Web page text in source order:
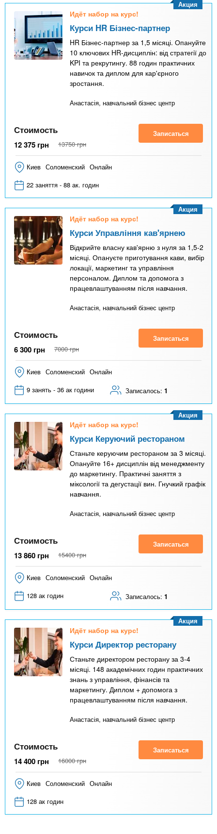
Идёт набор на курс!
Курси HR Бізнес-партнер
HR Бізнес-партнер за 1,5 місяці. Опануйте
10 ключових HR-дисциплін: від стратегії до
KPI та рекрутингу. 88 годин практичних
навичок та диплом для кар'єрного
зростання.
Анастасія, навчальний бізнес центр
Акция
Стоимость
12 375 грн 13750 грн
Записаться
Киев Соломенский Онлайн
22 заняття - 88 ак. годин
Идёт набор на курс!
Курси Управління кав'ярнею
Відкрийте власну кав'ярню з нуля за 1,5-2
місяці. Опануєте приготування кави, вибір
локації, маркетинг та управління
персоналом. Диплом та допомога з
працевлаштуванням після навчання.
Анастасія, навчальний бізнес центр
Акция
Стоимость
6 300 грн 7000 грн
Записаться
Киев Соломенский Онлайн
9 занять - 36 ак години
Записалось: 1
Идёт набор на курс!
Курси Керуючий рестораном
Станьте керуючим рестораном за 3 місяці.
Опануйте 16+ дисциплін від менеджменту
до маркетингу. Практичні заняття з
міксології та дегустації вин. Гнучкий графік
навчання.
Анастасія, навчальний бізнес центр
Акция
Стоимость
13 860 грн 15400 грн
Записаться
Киев Соломенский Онлайн
128 ак годин
Записалось: 1
Идёт набор на курс!
Курси Директор ресторану
Станьте директором ресторану за 3-4
місяці. 148 академічних годин практичних
знань з управління, фінансів та
маркетингу. Диплом + допомога з
працевлаштуванням після навчання.
Анастасія, навчальний бізнес центр
Акция
Стоимость
14 400 грн 16000 грн
Записаться
Киев Соломенский Онлайн
128 ак годин